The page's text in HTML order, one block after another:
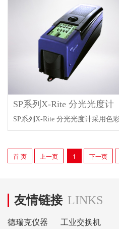
SP系列X-Rite 分光光度计
SP系列X-Rite 分光光度计采用色
首 页 上一页 1 下一页
友情链接 LINKS
德瑞克仪器 工业交换机